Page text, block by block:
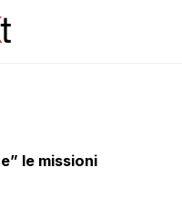
le missioni